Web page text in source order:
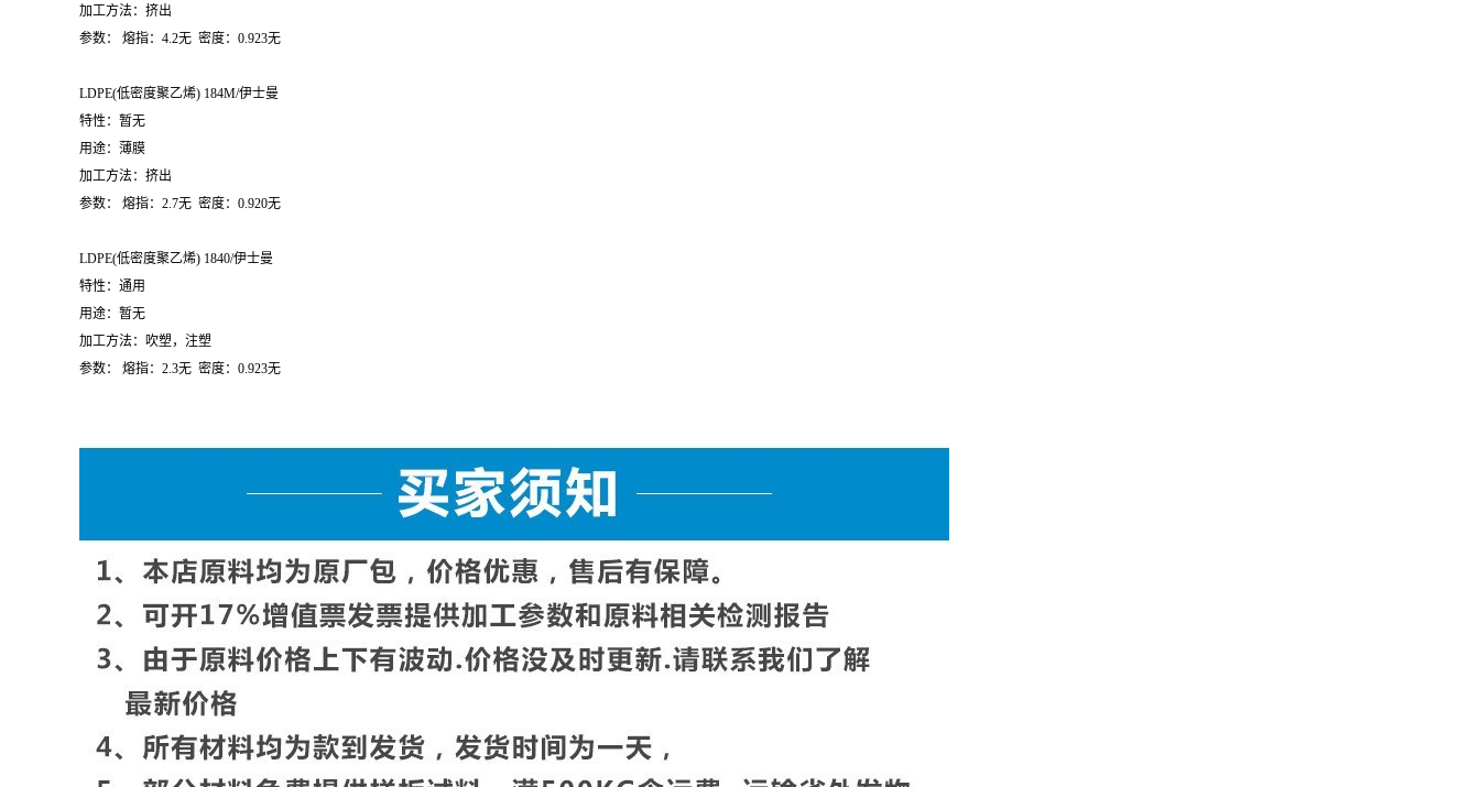
加工方法：挤出
参数：
熔指： 4.2无 密度： 0.923无
LDPE(低密度聚乙烯) 184M/伊士曼
特性：暂无
用途：薄膜
加工方法：挤出
参数：
熔指： 2.7无 密度： 0.920无
LDPE(低密度聚乙烯) 1840/伊士曼
特性：通用
用途：暂无
加工方法：吹塑，注塑
参数：
熔指： 2.3无 密度： 0.923无